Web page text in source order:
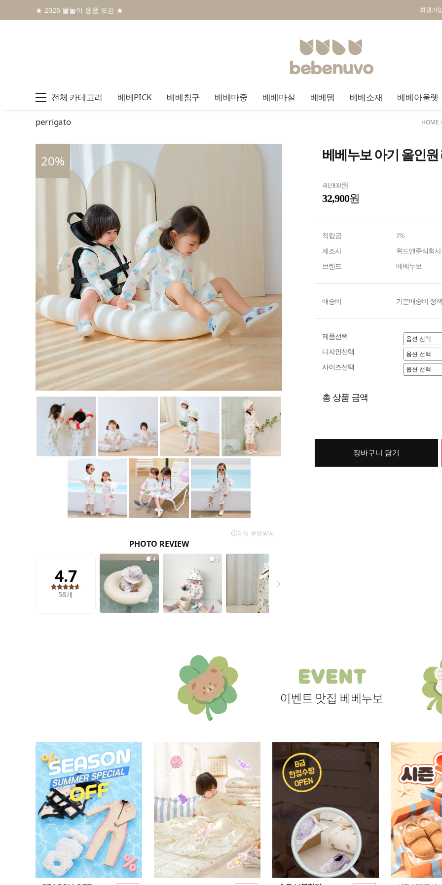
★ 2026 물놀이 용품 오픈 ★ 회원가입
전체 카테고리 베베PICK 베베침구 베베마중 베베마실 베베템 베베소재 베베아울렛
perrigato HOME
20% 베베누보 아기 올인
40,900원
32,900원
적립금 1%
제조사 위드앤주식회사
브랜드 베베누보
배송비 기본배송비 정
제품선택
디자인선택
사이즈선택
총 상품 금액
장바구니 담기